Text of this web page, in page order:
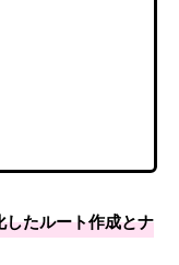
たルート作成とナ